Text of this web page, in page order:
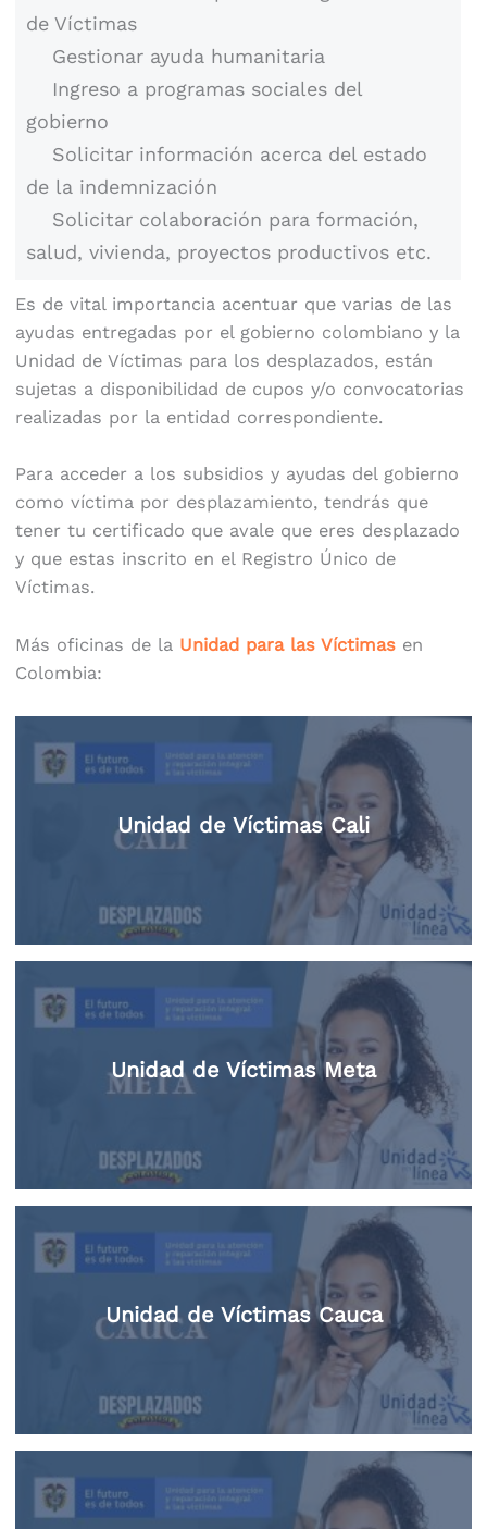
de Víctimas
Gestionar ayuda humanitaria
Ingreso a programas sociales del
gobierno
Solicitar información acerca del estado
de la indemnización
Solicitar colaboración para formación,
salud, vivienda, proyectos productivos etc.
Es de vital importancia acentuar que varias de las
ayudas entregadas por el gobierno colombiano y la
Unidad de Víctimas para los desplazados, están
sujetas a disponibilidad de cupos y/o convocatorias
realizadas por la entidad correspondiente.
Para acceder a los subsidios y ayudas del gobierno
como víctima por desplazamiento, tendrás que
tener tu certificado que avale que eres desplazado
y que estas inscrito en el Registro Único de
Víctimas.
Más oficinas de la Unidad para las Víctimasen
Colombia:
Unidad de Víctimas Cali
Unidad de Víctimas Meta
Unidad de Víctimas Cauca